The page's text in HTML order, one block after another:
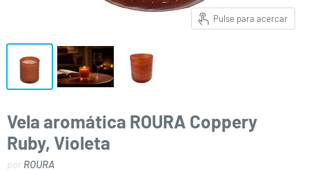
Pulse para acercar
Vela aromática ROURA Coppery
Ruby, Violeta
por ROURA